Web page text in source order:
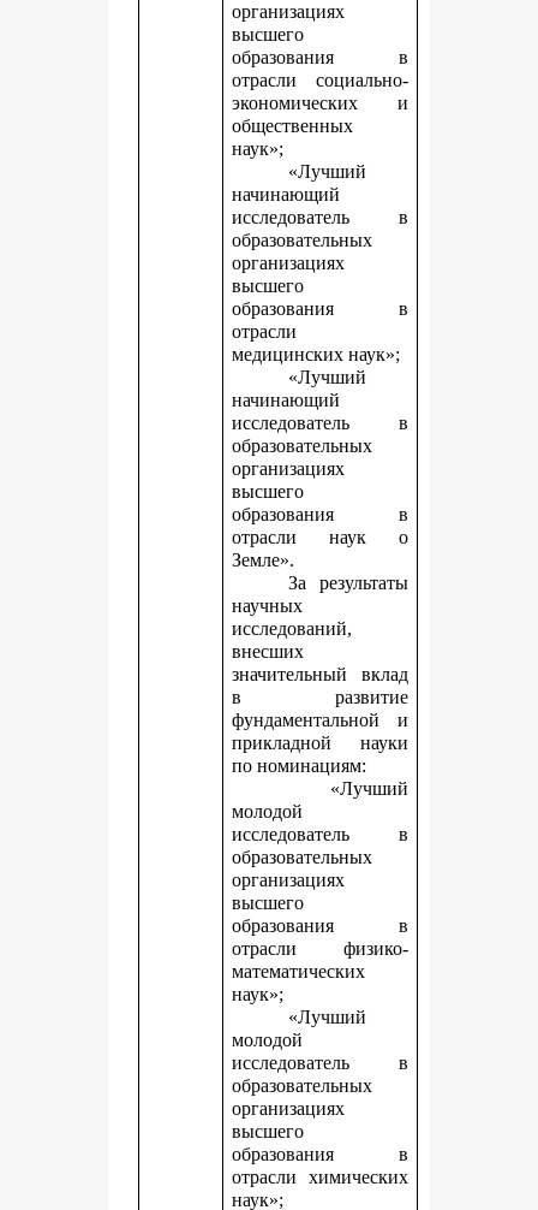
организациях
высшего
образования в
отрасли социально-
экономических и
общественных
наук»;
«Лучший
начинающий
исследователь в
образовательных
организациях
высшего
образования в
отрасли
медицинских наук»;
«Лучший
начинающий
исследователь в
образовательных
организациях
высшего
образования в
отрасли наук о
Земле».
За результаты
научных
исследований,
внесших
значительный вклад
в развитие
фундаментальной и
прикладной науки
по номинациям:
«Лучший
молодой
исследователь в
образовательных
организациях
высшего
образования в
отрасли физико-
математических
наук»;
«Лучший
молодой
исследователь в
образовательных
организациях
высшего
образования в
отрасли химических
наук»;